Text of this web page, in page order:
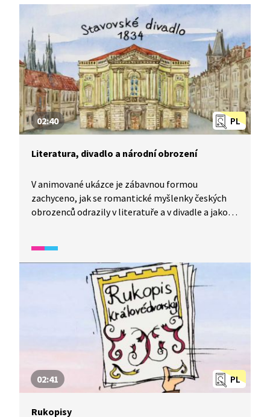
PL
02:40
Literatura, divadlo a národní obrození
V animované ukázce je zábavnou formou
zachyceno, jak se romantické myšlenky českých
obrozenců odrazily v literatuře a v divadle a jakou
PL
02:41
Rukopisy